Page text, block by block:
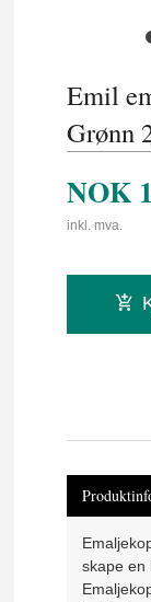
Emil
Grønn
NOK
inkl. mva.
skape en